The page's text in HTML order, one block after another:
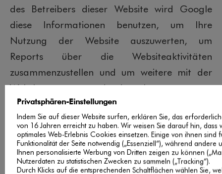
des Betreibers dieser Website wird Google
diese Informationen benutzen, um Ihre
Nutzung der Website auszuwerten, um
Reports über die Websiteaktivitäten
zusammenzustellen und um weitere mit der
Websitenutzung und der Internetnutzung
verbundene Dienstleistungen gegenüber dem
Websitebetreiber zu erbringen.
Rechtsgrundlage für die Verarbeitung von
Daten mit Hilfe von Google Analytics ist Art.
6 Abs. 1 lit. f DS-GVO. Die im Rahmen von
Privatsphären-Einstellungen
Indem Sie auf dieser Website surfen, erklären Sie, das
von 16 Jahren erreicht zu haben. Wir weisen Sie darauf hin, dass
optimales Web-Erlebnis Cookies einsetzen. Einige von ihnen sind
Funktionalität der Seite notwendig („Essenziell“), während andere
Ihnen personalisierte Werbung von Dritten zeigen zu können
Nutzerdaten zu statistischen Zwecken zu sammeln („Tracking“).
Durch Klicks auf die entsprechenden Schaltflächen wählen Sie,